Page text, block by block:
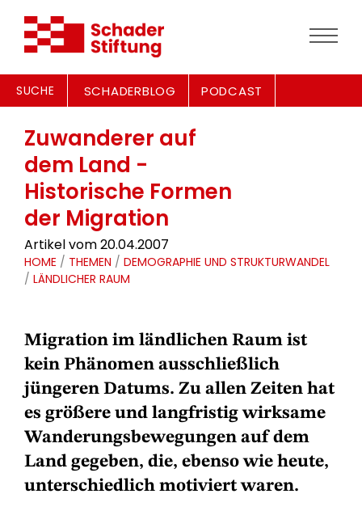
SUCHE SCHADERBLOG PODCAST
Zuwanderer auf
dem Land -
Historische Formen
der Migration
Artikel vom 20.04.2007
HOME / THEMEN / DEMOGRAPHIE UND STRUKTURWANDEL
/ LÄNDLICHER RAUM
Migration im ländlichen Raum ist
kein Phänomen ausschließlich
jüngeren Datums. Zu allen Zeiten hat
es größere und langfristig wirksame
Wanderungsbewegungen auf dem
Land gegeben, die, ebenso wie heute,
unterschiedlich motiviert waren.